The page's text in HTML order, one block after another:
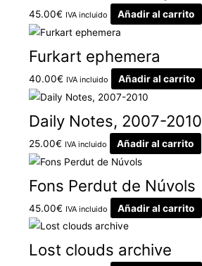
45.00€ IVA incluido Añadir al carrito
Furkart ephemera
40.00€ IVA incluido Añadir al carrito
Daily Notes, 2007-2010
25.00€ IVA incluido Añadir al carrito
Fons Perdut de Núvols
45.00€ IVA incluido Añadir al carrito
Lost clouds archive